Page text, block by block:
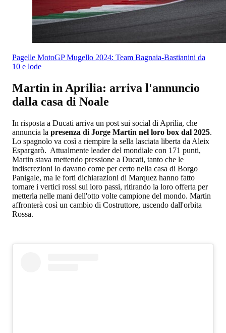
Pagelle MotoGP Mugello 2024: Team Bagnaia-Bastianini da
10 e lode
Martin in Aprilia: arriva l'annuncio
dalla casa di Noale
In risposta a Ducati arriva un post sui social di Aprilia, che
annuncia la presenza di Jorge Martin nel loro box dal 2025.
Lo spagnolo va così a riempire la sella lasciata liberta da Aleix
Espargarò. Attualmente leader del mondiale con 171 punti,
Martin stava mettendo pressione a Ducati, tanto che le
indiscrezioni lo davano come per certo nella casa di Borgo
Panigale, ma le forti dichiarazioni di Marquez hanno fatto
tornare i vertici rossi sui loro passi, ritirando la loro offerta per
metterla nelle mani dell'otto volte campione del mondo. Martin
affronterà così un cambio di Costruttore, uscendo dall'orbita
Rossa.